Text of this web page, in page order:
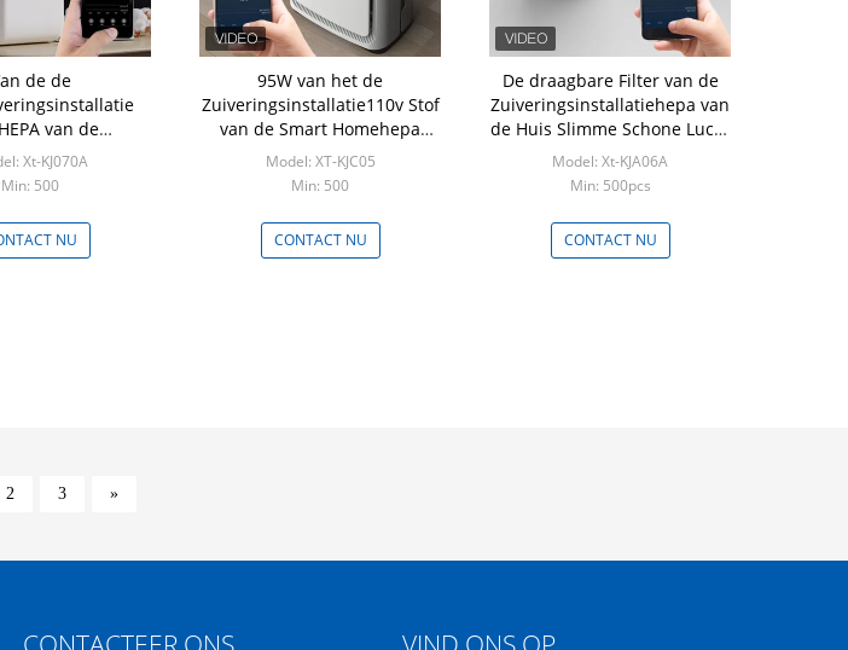
de de
van de
Slimme Stille
ABS Matetial
Xt-KJ070A
Min: 500
NU
95W van het de
Zuiveringsinstallatie110v Stof
van de Smart Homehepa
Lucht de Infrarode Sensor xt-
KJC05
Model: XT-KJC05
Min: 500
CONTACT NU
De draagbare Filter van de
Zuiveringsinstallatiehepa van
de Huis Slimme Schone Lucht
voor Bacteriën en Rook
Model: Xt-KJA06A
Min: 500pcs
CONTACT NU
2 3 »